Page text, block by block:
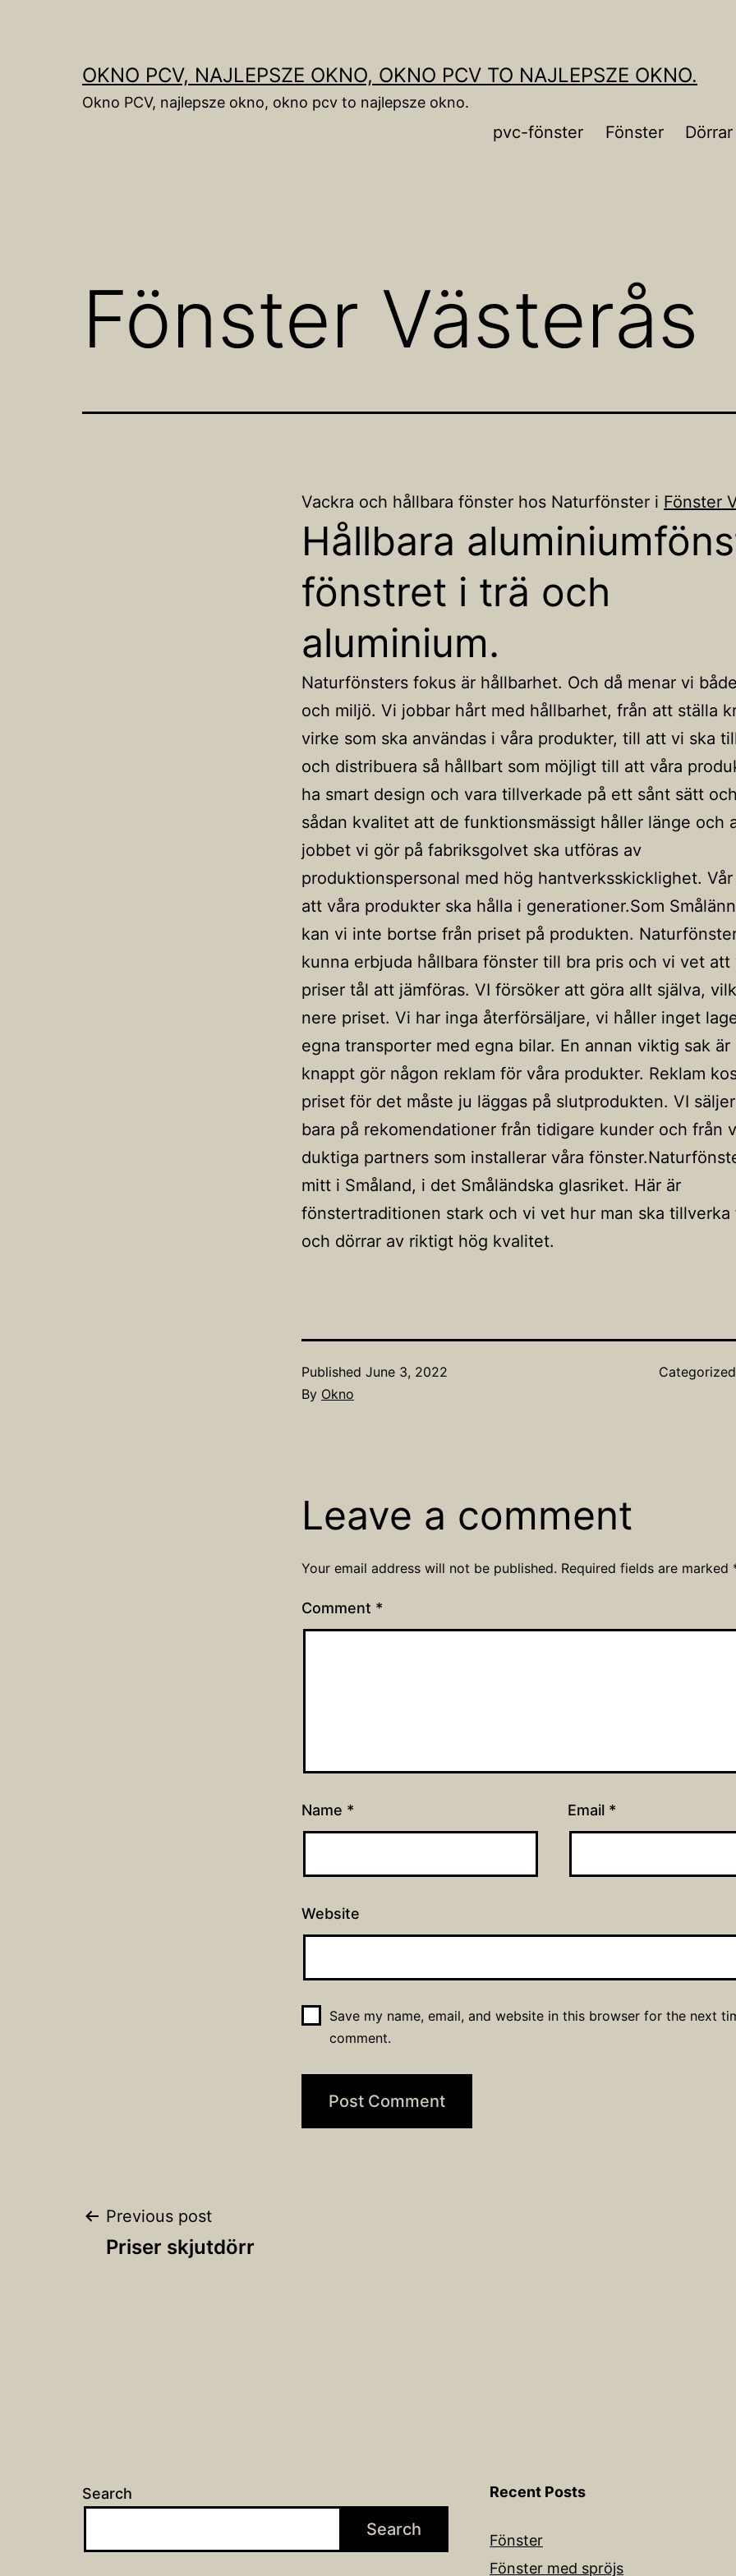
OKNO PCV, NAJLEPSZE OKNO, OKNO PCV TO NAJLEPSZE OKNO.
Okno PCV, najlepsze okno, okno pcv to najlepsze okno.
pvc-fönster Fönster Dörrar
Fönster Västerås
Vackra och hållbara fönster hos Naturfönster i Fönster
Hållbara
fönstret i trä och
aluminium.
Naturfönsters fokus är hållbarhet. Och då menar vi
och miljö. Vi jobbar hårt med hållbarhet, från att ställa
virke som ska användas i våra produkter, till att vi ska
och distribuera så hållbart som möjligt till att våra
ha smart design och vara tillverkade på ett sånt sätt
sådan kvalitet att de funktionsmässigt håller länge och
jobbet vi gör på fabriksgolvet ska utföras av
produktionspersonal med hög hantverksskicklighet. Vår
att våra produkter ska hålla i generationer.Som
kan vi inte bortse från priset på produkten.
kunna erbjuda hållbara fönster till bra pris och vi vet att
priser tål att jämföras. VI försöker att göra allt själva,
nere priset. Vi har inga återförsäljare, vi håller inget
egna transporter med egna bilar. En annan viktig sak
knappt gör någon reklam för våra produkter. Reklam
priset för det måste ju läggas på slutprodukten. VI
bara på rekomendationer från tidigare kunder och från
duktiga partners som installerar våra
mitt i Småland, i det Småländska glasriket. Här är
fönstertraditionen stark och vi vet hur man ska tillverka
och dörrar av riktigt hög kvalitet.
Published June 3, 2022
By Okno
Leave a comment
Your email address will not be published. Required fields are marked
Comment *
Name * Email *
Website
Save my name, email, and website in this browser for the next
comment.
Post
Previous post
Priser skjutdörr
Search
Search
Recent Posts
Fönster
Fönster med spröjs